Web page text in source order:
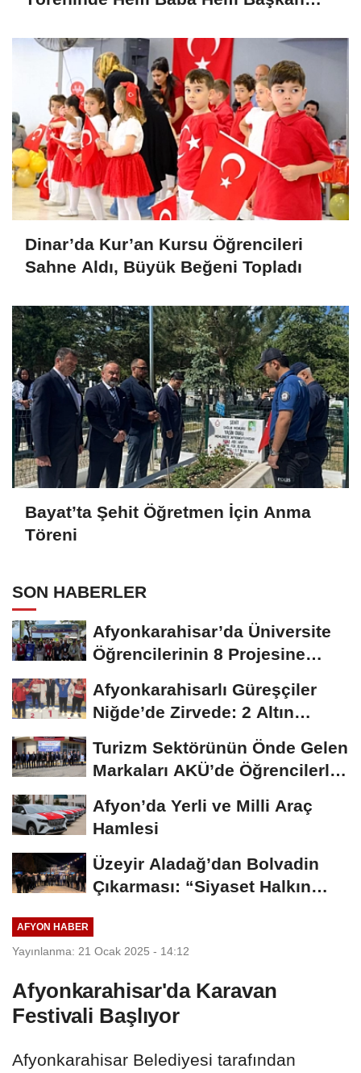
Dinar’da Kur’an Kursu Öğrencileri
Sahne Aldı, Büyük Beğeni Topladı
Bayat’ta Şehit Öğretmen İçin Anma
Töreni
SON HABERLER
Afyonkarahisar’da Üniversite
Öğrencilerinin 8 Projesine
Afyonkarahisarlı Güreşçiler
Niğde’de Zirvede: 2 Altın
Turizm Sektörünün Önde Gelen
Markaları AKÜ’de Öğrencilerle
Afyon’da Yerli ve Milli Araç
Hamlesi
Üzeyir Aladağ’dan Bolvadin
Çıkarması: “Siyaset Halkın
AFYON HABER
Yayınlanma: 21 Ocak 2025 - 14:12
Afyonkarahisar'da Karavan
Festivali Başlıyor
Afyonkarahisar Belediyesi tarafından